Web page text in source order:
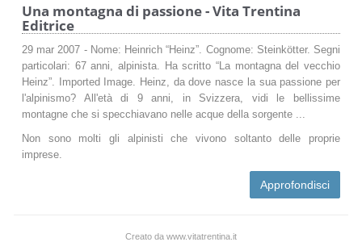
Una montagna di passione - Vita Trentina
Editrice
29 mar 2007 - Nome: Heinrich “Heinz”. Cognome: Steinkötter. Segni
particolari: 67 anni, alpinista. Ha scritto “La montagna del vecchio
Heinz”. Imported Image. Heinz, da dove nasce la sua passione per
l'alpinismo? All'età di 9 anni, in Svizzera, vidi le bellissime
montagne che si specchiavano nelle acque della sorgente ...
Non sono molti gli alpinisti che vivono soltanto delle proprie
imprese.
Approfondisci
Creato da www.vitatrentina.it